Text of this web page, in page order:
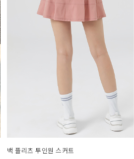
백 플리츠 투인원 스커트